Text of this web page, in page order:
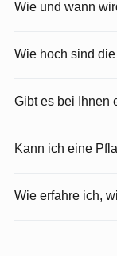
Wie und wann
Wie hoch sind
Gibt es bei Ihnen
Kann ich eine
Wie erfahre ich,